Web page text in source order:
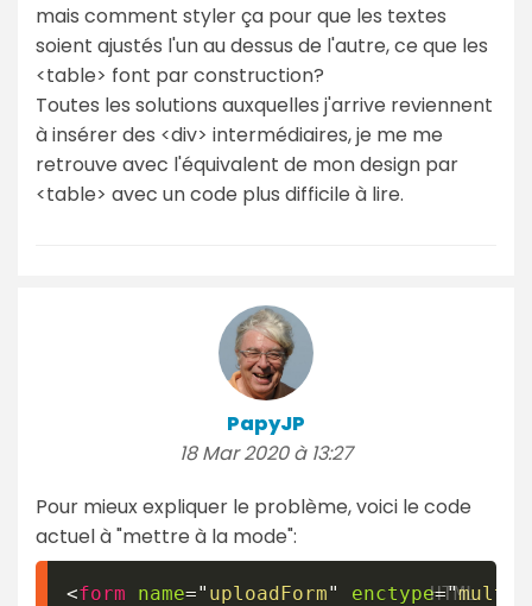
mais comment styler ça pour que les textes
soient ajustés l'un au dessus de l'autre, ce que les
<table> font par construction?
Toutes les solutions auxquelles j'arrive reviennent
à insérer des <div> intermédiaires, je me me
retrouve avec l'équivalent de mon design par
<table> avec un code plus difficile à lire.
PapyJP
18 Mar 2020 à 13:27
Pour mieux expliquer le problème, voici le code
actuel à "mettre à la mode":
<form name=" uploadForm" enctype="